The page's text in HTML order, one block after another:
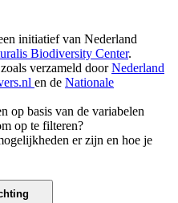
initiatief van Nederland
Biodiversity Center.
verzameld doorNederland
en de Nationale
op basis van de variabelen
op te filteren?
er zijn en hoe je